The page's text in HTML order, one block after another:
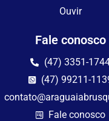
Ouvir
Fale conosco
(47) 3351-
(47) 99211-
Fale conosco